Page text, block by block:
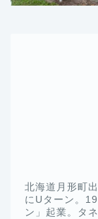
北海道月形町
にUターン。
ン」起業。タ